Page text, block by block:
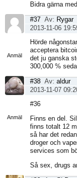
Bidra gärna
Anmäl
#37 Av: Rygar
2013-11-06
Hörde
acceptera
det ju ganska
300,000 %
Anmäl
#38 Av: aldur
2013-11-07
#36
Finns en del.
finns totalt 12
så har det
droger och
services som
Så sex, drugs